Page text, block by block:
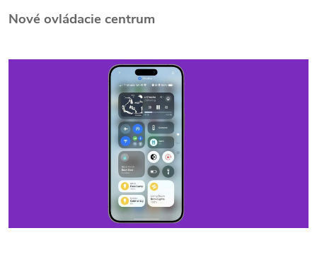
Nové ovládacie centrum